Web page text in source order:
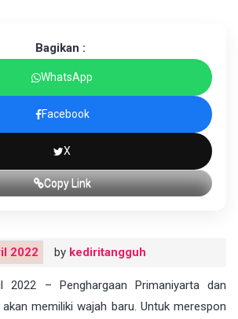
Bagikan :
WhatsApp
Facebook
X
Copy Link
2022 by kediritangguh
2022 – Penghargaan Primaniyarta dan
memiliki wajah baru. Untuk merespon